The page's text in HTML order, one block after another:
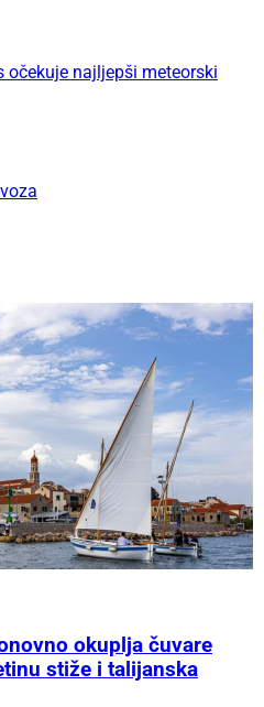
očekuje najljepši meteorski
okuplja čuvare
stiže i talijanska